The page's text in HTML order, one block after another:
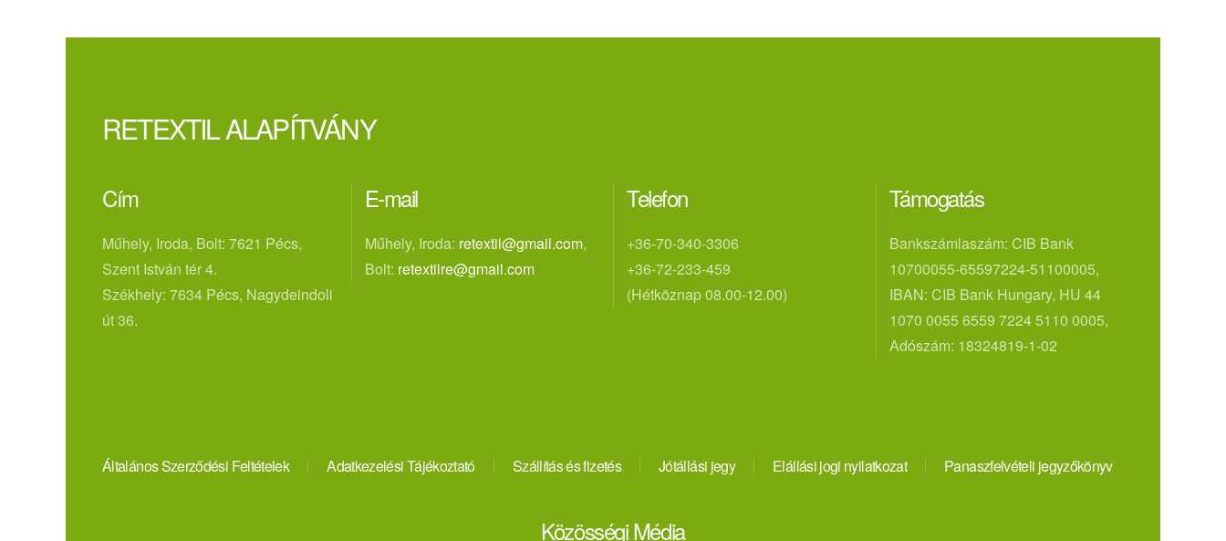
RETEXTIL ALAPÍTVÁNY
Cím
Műhely, Iroda, Bolt: 7621 Pécs,
Szent István tér 4.
Székhely: 7634 Pécs, Nagydeindoli
út 36.
E-mail
Műhely, Iroda: retextil@gmail.com,
Bolt: retextilre@gmail.com
Telefon
+36-70-340-3306
+36-72-233-459
(Hétköznap 08.00-12.00)
Támogatás
Bankszámlaszám: CIB Bank
10700055-65597224-51100005,
IBAN: CIB Bank Hungary, HU 44
1070 0055 6559 7224 5110 0005,
Adószám: 18324819-1-02
Általános Szerződési Feltételek Adatkezelési Tájékoztató Szállítás és fizetés Jótállási jegy Elállási jogi nyilatkozat Panaszfelvételi jegyzőkönyv
Közösségi Média